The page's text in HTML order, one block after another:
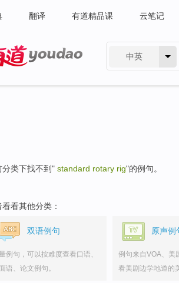
翻译 有道精品课 云笔记
中英
分类下找不到" standard rotary rig"的例句。
看其他分类：
双语例句
例句，可以按难度查看口语、
语、论文例句。
原声例
例句来自VOA、美
看美剧边学地道的